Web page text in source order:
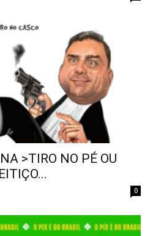
>TIRO NO PÉ OU
0